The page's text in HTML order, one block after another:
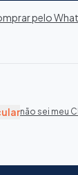
pelo
não sei meu